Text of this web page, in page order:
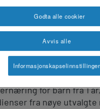
råvarer og derfor
egen sondemat. Et
varianten er
® paediatric Mix er en
komplett
for barn fra 1
fra nøye utvalgte
Avvis alle
Godta alle cookier
Informasjonskapselinnstillinger